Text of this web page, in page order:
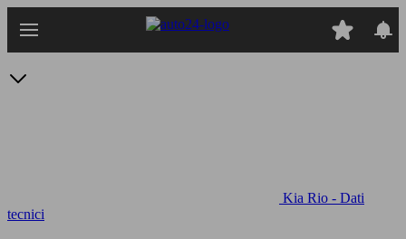
Kia Rio - Dati
tecnici